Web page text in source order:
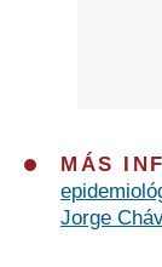
MÁS
Jorge